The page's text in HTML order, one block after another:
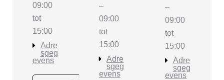
09:00
tot
15:00
Adre
sgeg
evens
–
09:00
tot
15:00
Adre
sgeg
evens
–
09:00
tot
15:00
Adre
sgeg
evens